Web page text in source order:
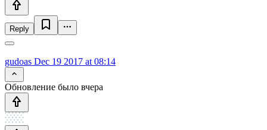
Reply
gudoas Dec 19 2017 at 08:14
Обновление было вчера